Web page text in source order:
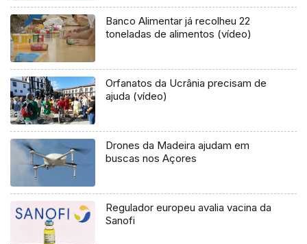
Banco Alimentar já recolheu 22
toneladas de alimentos (vídeo)
Orfanatos da Ucrânia precisam de
ajuda (vídeo)
Drones da Madeira ajudam em
buscas nos Açores
Regulador europeu avalia vacina da
Sanofi